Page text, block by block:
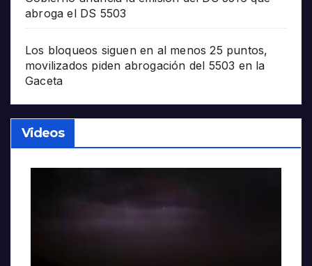
abroga el DS 5503
Los bloqueos siguen en al menos 25 puntos,
movilizados piden abrogación del 5503 en la
Gaceta
Videos